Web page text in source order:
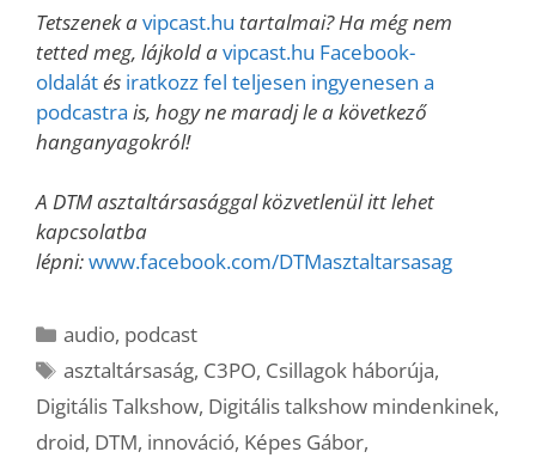
Tetszenek avipcast.hu tartalmai? Ha még nem
tetted meg, lájkold avipcast.hu Facebook-
oldalátés iratkozz fel teljesen ingyenesen a
podcastra is, hogy ne maradj le a következő
hanganyagokról!
A DTM asztaltársasággal közvetlenül itt lehet
kapcsolatba
lépni:www.facebook.com/DTMasztaltarsasag
Kategória
audio, podcast
Címkék
asztaltársaság, C3PO, Csillagok háborúja,
Digitális Talkshow, Digitális talkshow mindenkinek,
droid, DTM, innováció, Képes Gábor,